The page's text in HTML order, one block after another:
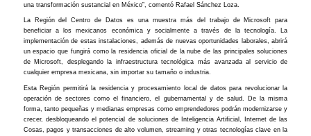
una transformación sustancial en México”, comentó Rafael Sánchez Loza.
La Región del Centro de Datos es una muestra más del trabajo de Microsoft para
beneficiar a los mexicanos económica y socialmente a través de la tecnología. La
implementación de estas instalaciones, además de nuevas oportunidades laborales, abrirá
un espacio que fungirá como la residencia oficial de la nube de las principales soluciones
de Microsoft, desplegando la infraestructura tecnológica más avanzada al servicio de
cualquier empresa mexicana, sin importar su tamaño o industria.
Esta Región permitirá la residencia y procesamiento local de datos para revolucionar la
operación de sectores como el financiero, el gubernamental y de salud. De la misma
forma, tanto pequeñas y medianas empresas como emprendedores podrán modernizarse y
crecer, desbloqueando el potencial de soluciones de Inteligencia Artificial, Internet de las
Cosas, pagos y transacciones de alto volumen, streaming y otras tecnologías clave en la